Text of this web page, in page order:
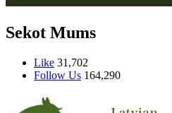
Sekot Mums
Like 31,702
Follow Us 164,290